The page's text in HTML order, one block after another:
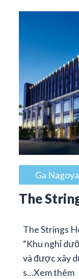
Ga Nagoya
The
The Strings
“Khu nghỉ
và được xây
s…Xem thêm